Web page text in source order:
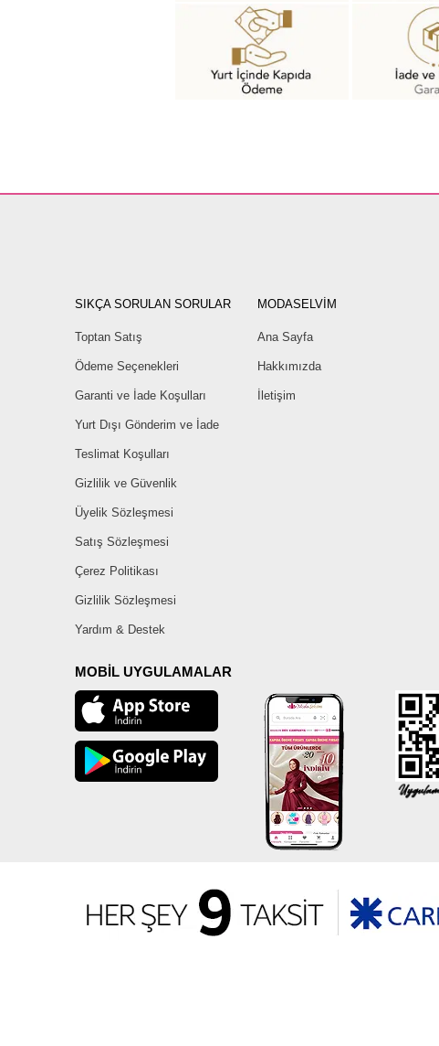
SIKÇA SORULAN SORULAR
Toptan Satış
Ödeme Seçenekleri
Garanti ve İade Koşulları
Yurt Dışı Gönderim ve İade
Teslimat Koşulları
Gizlilik ve Güvenlik
Üyelik Sözleşmesi
Satış Sözleşmesi
Çerez Politikası
Gizlilik Sözleşmesi
Yardım & Destek
MODASELVİM
Ana Sayfa
Hakkımızda
İletişim
MOBİL UYGULAMALAR